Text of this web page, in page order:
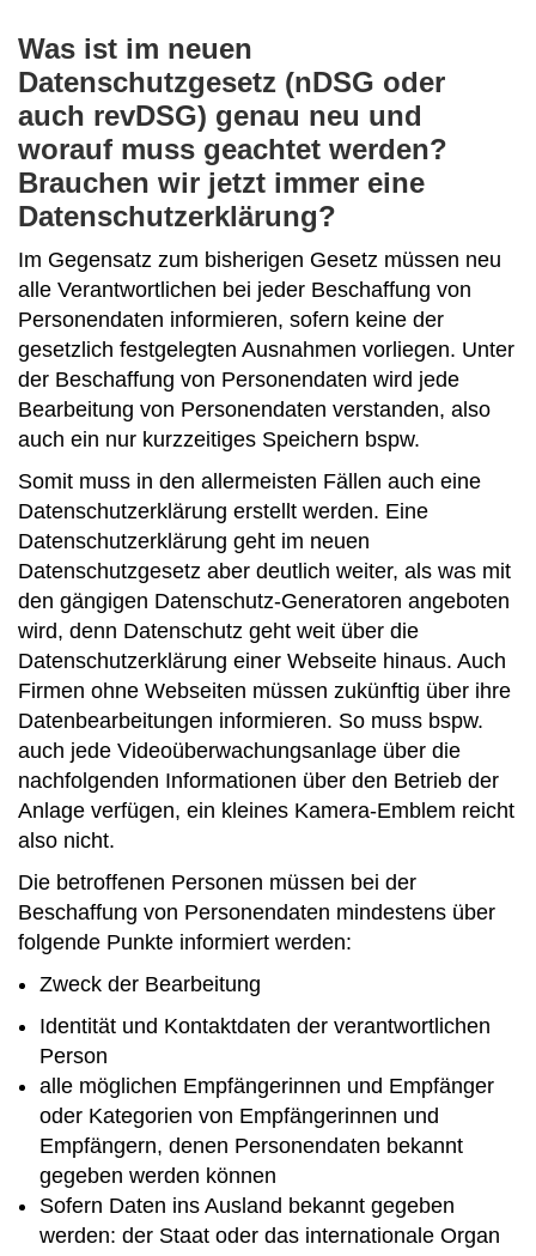
Was ist im neuen
Datenschutzgesetz (nDSG oder
auch revDSG) genau neu und
worauf muss geachtet werden?
Brauchen wir jetzt immer eine
Datenschutzerklärung?
Im Gegensatz zum bisherigen Gesetz müssen neu
alle Verantwortlichen bei jeder Beschaffung von
Personendaten informieren, sofern keine der
gesetzlich festgelegten Ausnahmen vorliegen. Unter
der Beschaffung von Personendaten wird jede
Bearbeitung von Personendaten verstanden, also
auch ein nur kurzzeitiges Speichern bspw.
Somit muss in den allermeisten Fällen auch eine
Datenschutzerklärung erstellt werden. Eine
Datenschutzerklärung geht im neuen
Datenschutzgesetz aber deutlich weiter, als was mit
den gängigen Datenschutz-Generatoren angeboten
wird, denn Datenschutz geht weit über die
Datenschutzerklärung einer Webseite hinaus. Auch
Firmen ohne Webseiten müssen zukünftig über ihre
Datenbearbeitungen informieren. So muss bspw.
auch jede Videoüberwachungsanlage über die
nachfolgenden Informationen über den Betrieb der
Anlage verfügen, ein kleines Kamera-Emblem reicht
also nicht.
Die betroffenen Personen müssen bei der
Beschaffung von Personendaten mindestens über
folgende Punkte informiert werden:
Zweck der Bearbeitung
Identität und Kontaktdaten der verantwortlichen
Person
alle möglichen Empfängerinnen und Empfänger
oder Kategorien von Empfängerinnen und
Empfängern, denen Personendaten bekannt
gegeben werden können
Sofern Daten ins Ausland bekannt gegeben
werden: der Staat oder das internationale Organ